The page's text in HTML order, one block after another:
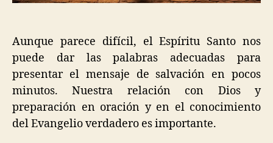
Aunque parece difícil, el Espíritu Santo nos
puede dar las palabras adecuadas para
presentar el mensaje de salvación en pocos
minutos. Nuestra relación con Dios y
preparación en oración y en el conocimiento
del Evangelio verdadero es importante.